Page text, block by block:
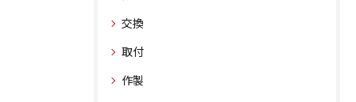
交換
取付
作製